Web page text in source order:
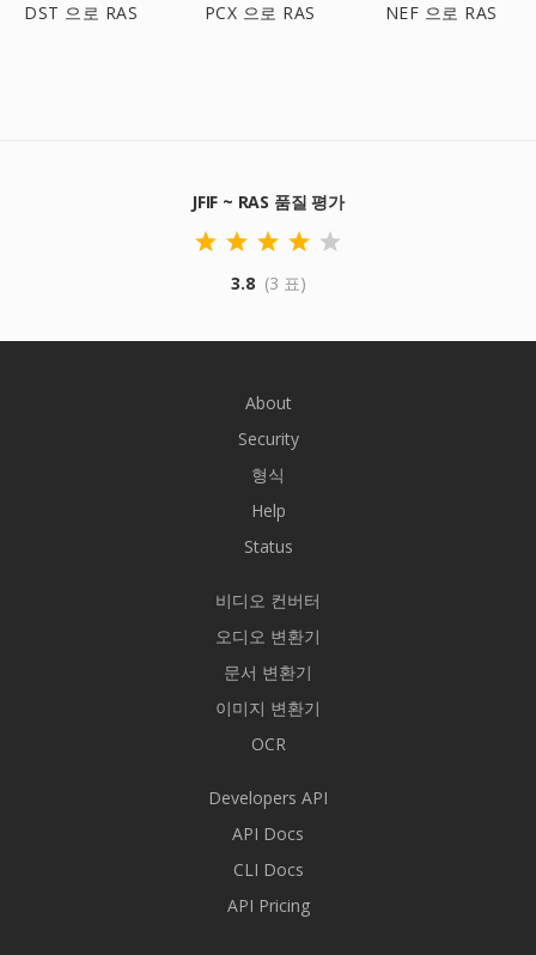
DST 으로 RAS PCX 으로 RAS NEF 으로 RAS
JFIF ~ RAS 품질 평가
3.8 (3 표)
About
Security
형식
Help
Status
비디오 컨버터
오디오 변환기
문서 변환기
이미지 변환기
OCR
Developers API
API Docs
CLI Docs
API Pricing